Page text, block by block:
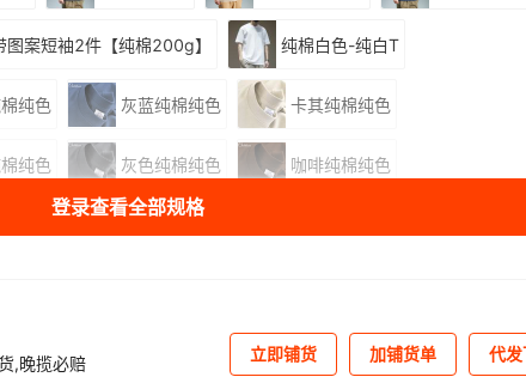
图案短袖2件【纯棉200g】 纯棉白色-纯白T
纯色 灰蓝纯棉纯色 卡其纯棉纯色
纯色 灰色纯棉纯色 咖啡纯棉纯色
库存 733件
登录查看全部规格
,晚揽必赔 立即铺货 加铺货单 代